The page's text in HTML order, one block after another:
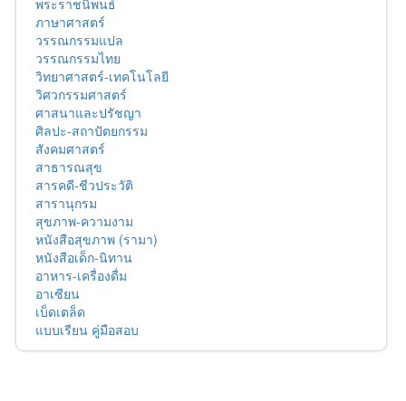
พระราชนิพนธ์
ภาษาศาสตร์
วรรณกรรมแปล
วรรณกรรมไทย
วิทยาศาสตร์-เทคโนโลยี
วิศวกรรมศาสตร์
ศาสนาและปรัชญา
ศิลปะ-สถาปัตยกรรม
สังคมศาสตร์
สาธารณสุข
สารคดี-ชีวประวัติ
สารานุกรม
สุขภาพ-ความงาม
หนังสือสุขภาพ (รามา)
หนังสือเด็ก-นิทาน
อาหาร-เครื่องดื่ม
อาเซียน
เบ็ดเตล็ด
แบบเรียน คู่มือสอบ